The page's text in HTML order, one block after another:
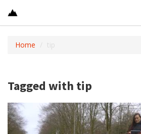
Home tip
Tagged with tip